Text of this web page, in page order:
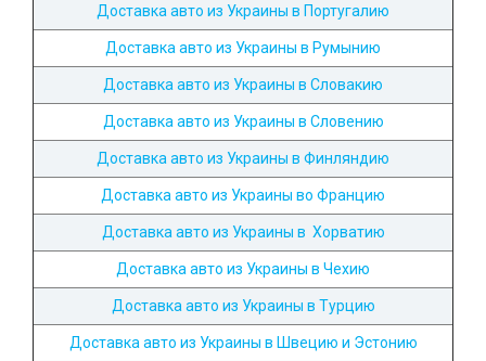
Доставка авто из Украины в Португалию
Доставка авто из Украины в Румынию
Доставка авто из Украины в Словакию
Доставка авто из Украины в Словению
Доставка авто из Украины в Финляндию
Доставка авто из Украины во Францию
Доставка авто из Украины в Хорватию
Доставка авто из Украины в Чехию
Доставка авто из Украины в Турцию
Доставка авто из Украины в Швецию и Эстонию